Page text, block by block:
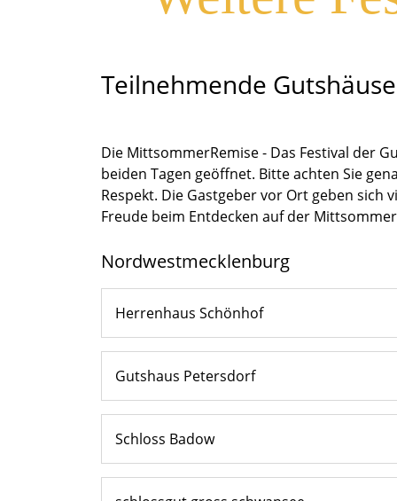
Teilnehmende
Die MittsommerRemise - Das Festival der
beiden Tagen geöffnet. Bitte achten Sie
Respekt. Die Gastgeber vor Ort geben sich
Freude beim Entdecken auf der
Nordwestmecklenburg
Herrenhaus Schönhof
Gutshaus Petersdorf
Schloss Badow